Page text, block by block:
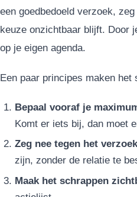
een goedbedoeld verzoek,
keuze onzichtbaar blijft. Door
op je eigen agenda.
Een paar principes maken
Bepaal vooraf je
Komt er iets bij, dan moet
Zeg nee tegen het
zijn, zonder de relatie te
Maak het schrappen